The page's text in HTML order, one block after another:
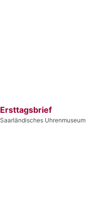
Ersttagsbrief
Saarländisches Uhrenmuseum